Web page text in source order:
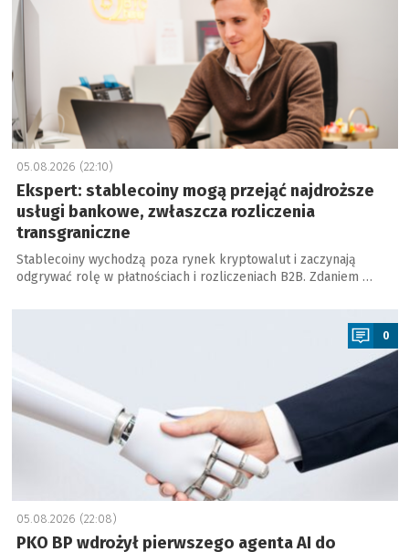
05.08.2026 (22:10)
Ekspert: stablecoiny mogą przejąć najdroższe
usługi bankowe, zwłaszcza rozliczenia
transgraniczne
Stablecoiny wychodzą poza rynek kryptowalut i zaczynają
odgrywać rolę w płatnościach i rozliczeniach B2B. Zdaniem …
a
0
05.08.2026 (22:08)
PKO BP wdrożył pierwszego agenta AI do